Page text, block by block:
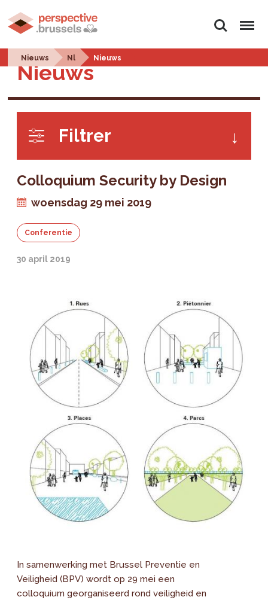
Zoeken Menu
Nieuws Nl Nieuws
Nieuws
Filtrer
Colloquium Security by Design
woensdag 29 mei 2019
Conferentie
30 april 2019
In samenwerking met Brussel Preventie en
Veiligheid (BPV) wordt op 29 mei een
colloquium georganiseerd rond veiligheid en